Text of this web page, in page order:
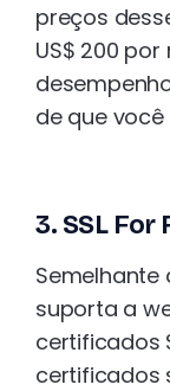
preços
US$ 200
de que você
3. SSL For
Semelhante
suporta a
certificados
certificados